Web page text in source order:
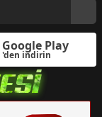
Google Play
'den indirin